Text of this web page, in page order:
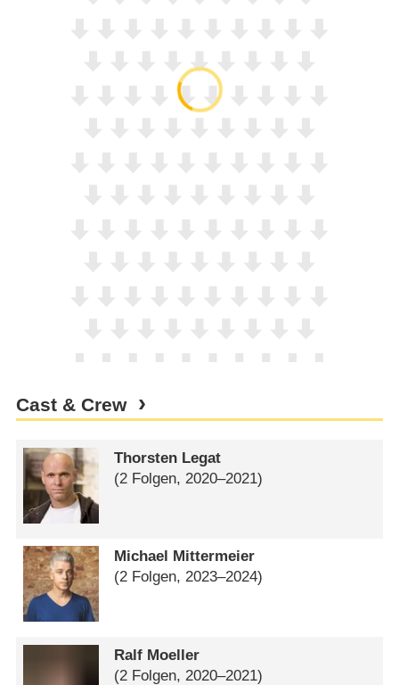
Cast & Crew
Thorsten Legat
(2 Folgen, 2020⁠–⁠2021)
Michael Mittermeier
(2 Folgen, 2023⁠–⁠2024)
Ralf Moeller
(2 Folgen, 2020⁠–⁠2021)